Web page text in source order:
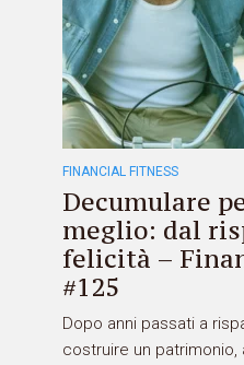
FINANCIAL FITNESS
Decumulare
meglio: dal
felicità –
#125
Dopo anni passati a
costruire un patrimonio,